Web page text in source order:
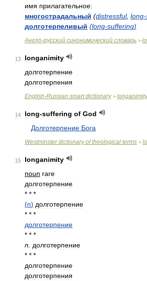
имя прилагательное:
многострадальный (distressful, long-
долготерпеливый (long-suffering)
Англо-русский синонимический словарь >
13
longanimity
долготерпение
долготерпения
English-Russian smart dictionary> longanimity
14 long-suffering of God
Долготерпение Бога
Westminster dictionary of theological terms >
15
longanimity
noun rare
долготерпение
* * *
(n) долготерпение
* * *
долготерпение
* * *
n долготерпение
* * *
долготерпение
долготерпения